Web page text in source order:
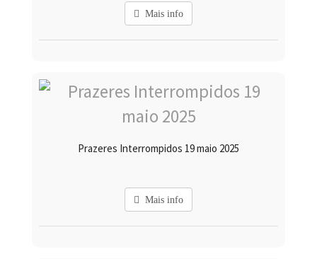
Mais info
Prazeres Interrompidos 19 maio 2025
Mais info